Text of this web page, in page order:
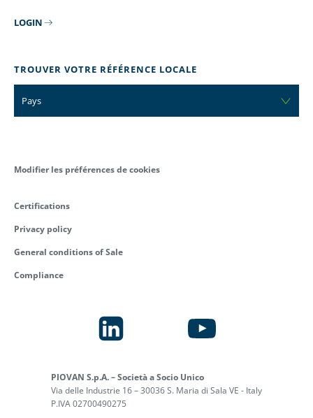
LOGIN
TROUVER VOTRE RÉFÉRENCE LOCALE
Pays
PIOVAN S.p.A. – Società a Socio Unico
Via delle Industrie 16 – 30036 S. Maria di Sala VE - Italy
P.IVA 02700490275
Modifier les préférences de cookies
Certifications
Privacy policy
General conditions of Sale
Compliance